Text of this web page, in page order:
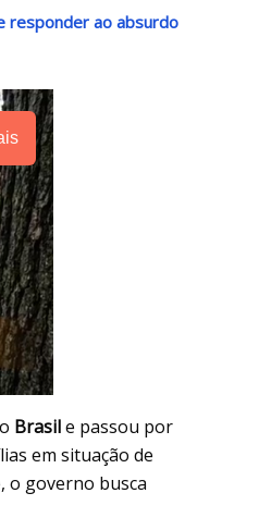
responder ao absurdo
Brasile passou por
em situação de
o governo busca